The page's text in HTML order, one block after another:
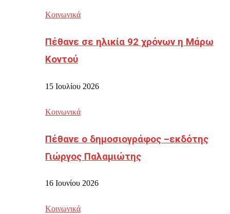
Κοινωνικά
Πέθανε σε ηλικία 92 χρόνων η Μάρω
Κοντού
15 Ιουλίου 2026
Κοινωνικά
Πέθανε ο δημοσιογράφος –εκδότης
Γιώργος Παλαμιώτης
16 Ιουνίου 2026
Κοινωνικά